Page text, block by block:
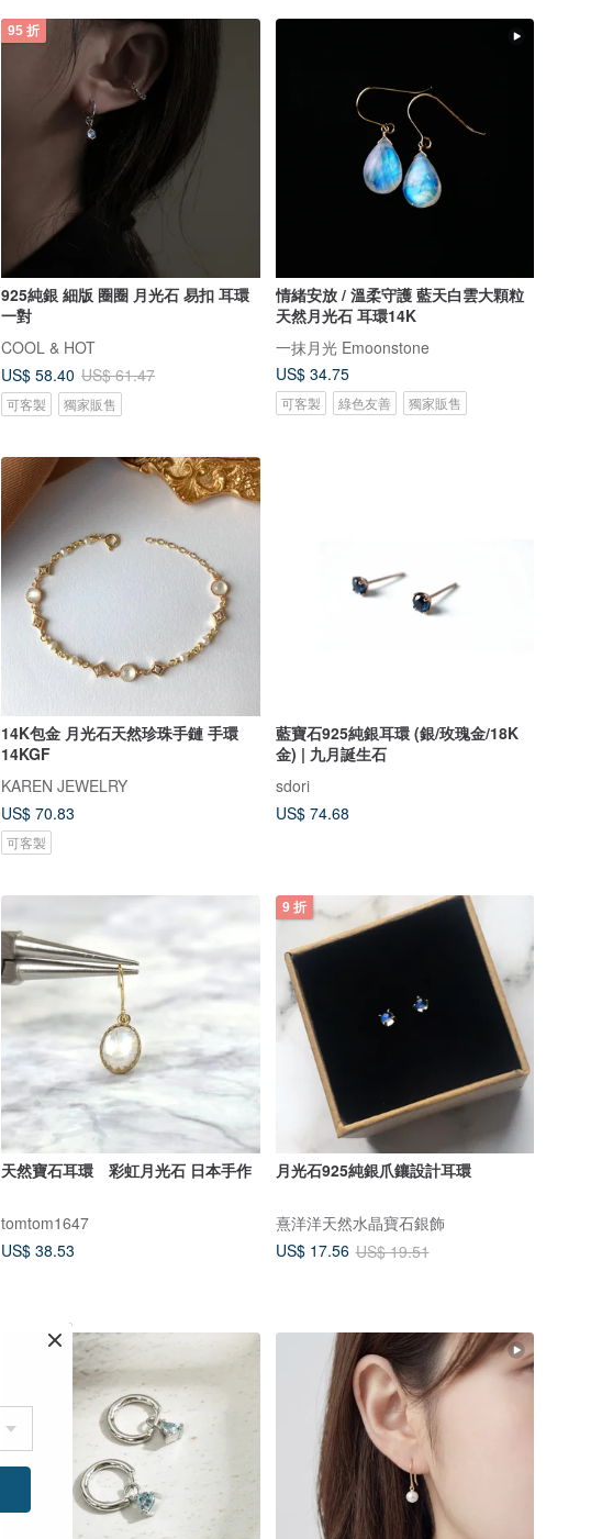
95 折
925純銀 細版 圈圈 月光石 易扣 耳環
一對
COOL & HOT
US$ 58.40 US$ 61.47
可客製 獨家販售
情緒安放 / 溫柔守護 藍天白雲大顆粒
天然月光石 耳環14K
一抹月光 Emoonstone
US$ 34.75
可客製 綠色友善 獨家販售
14K包金 月光石天然珍珠手鏈 手環
14KGF
KAREN JEWELRY
US$ 70.83
可客製
藍寶石925純銀耳環 (銀/玫瑰金/18K
金) | 九月誕生石
sdori
US$ 74.68
天然寶石耳環 彩虹月光石 日本手作
tomtom1647
US$ 38.53
9 折
月光石925純銀爪鑲設計耳環
熹洋洋天然水晶寶石銀飾
US$ 17.56 US$ 19.51